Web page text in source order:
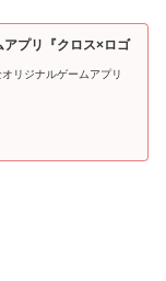
アプリ『クロス×ロゴ
リジナルゲームアプリ